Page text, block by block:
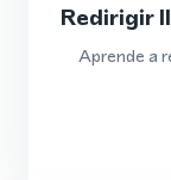
Redirigir
Aprende a